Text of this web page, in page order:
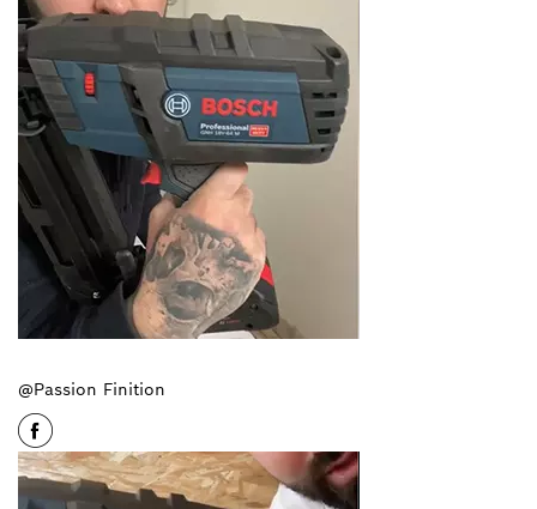
@Passion Finition